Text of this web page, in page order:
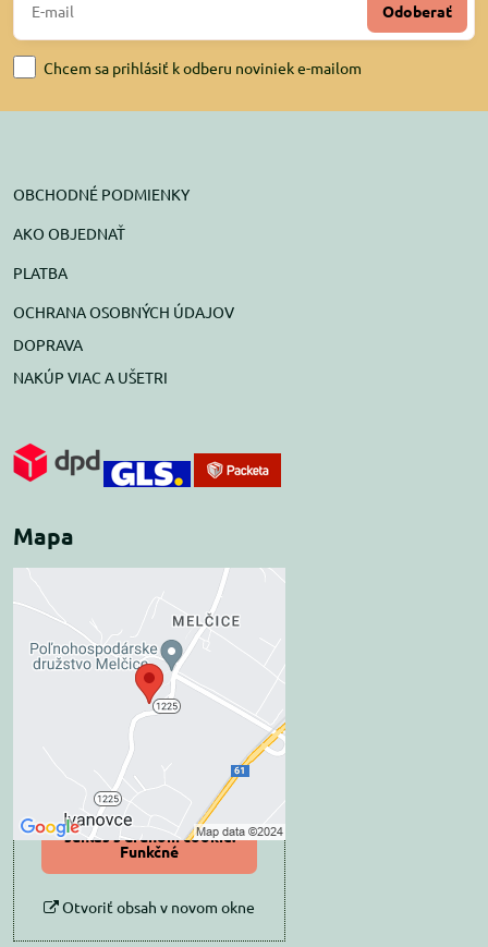
Odoberať
Chcem sa prihlásiť k odberu noviniek e-mailom
OBCHODNÉ PODMIENKY
AKO OBJEDNAŤ
PLATBA
OCHRANA OSOBNÝCH ÚDAJOV
DOPRAVA
NAKÚP VIAC A UŠETRI
Mapa
Externý obsah je
blokovaný Voľbami
súkromia
Prajete si načítať externý obsah?
Povoliť tentokrát
Povoliť a zapamätať -
súhlas s druhom cookie:
Funkčné
Otvoriť obsah v novom okne